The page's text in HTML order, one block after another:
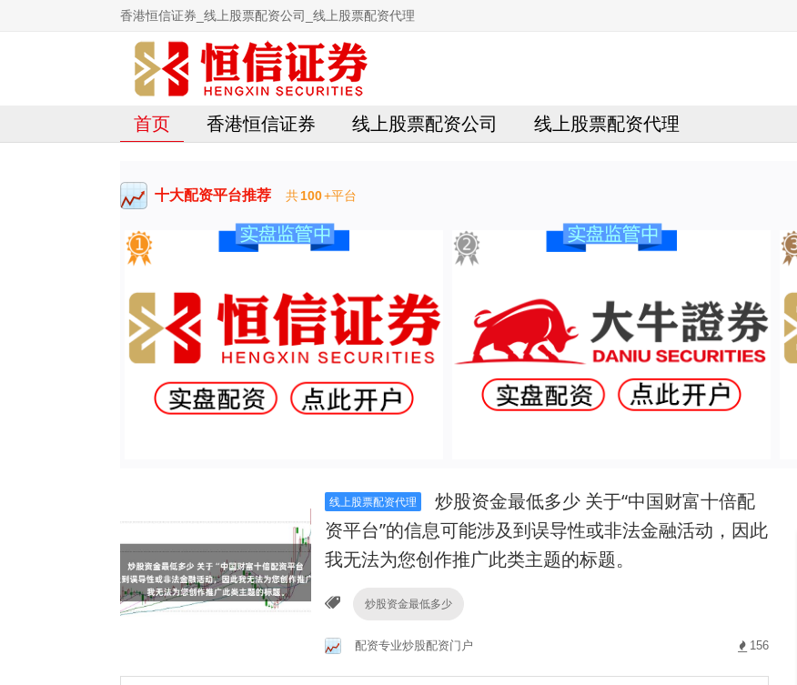
香港恒信证券_线上股票配资公司_线上股票配资代理
首页 香港恒信证券 线上股票配资公司 线上股票配资代理
十大配资平台推荐 共100+平台
线上股票配资代理
炒股资金最低多少 关于“中国财富十倍配
资平台”的信息可能涉及到误导性或非法金融活动，因此
我无法为您创作推广此类主题的标题。
炒股资金最低多少
配资专业炒股配资门户 156